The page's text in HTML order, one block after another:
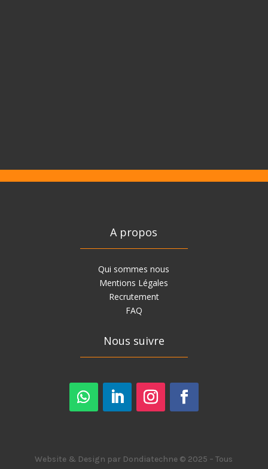
A propos
Qui sommes nous
Mentions Légales
Recrutement
FAQ
Nous suivre
Website & Design par Dondiatechne © 2025 – Tous